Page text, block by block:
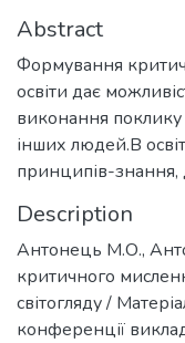
Abstract
Формування
освіти дає
виконання
інших людей.В
принципів-знання,
Description
Антонець М.О.,
критичного
світогляду /
конференції